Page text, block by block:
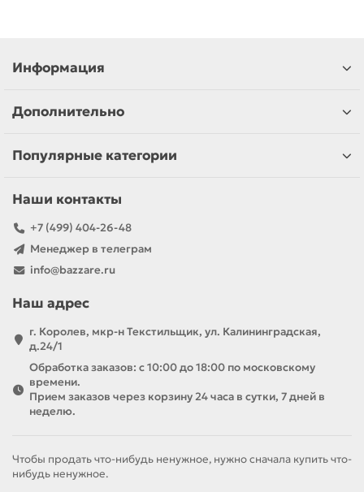
Информация
Дополнительно
Популярные категории
Наши контакты
+7 (499) 404-26-48
Менеджер в телеграм
info@bazzare.ru
Наш адрес
г. Королев, мкр-н Текстильщик, ул. Калининградская,
д.24/1
Обработка заказов: с 10:00 до 18:00 по московскому
времени.
Прием заказов через корзину 24 часа в сутки, 7 дней в
неделю.
Чтобы продать что-нибудь ненужное, нужно сначала купить что-
нибудь ненужное.